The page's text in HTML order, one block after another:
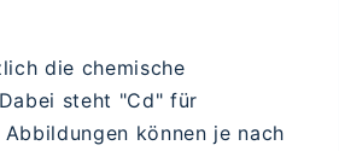
die chemische
steht "Cd" für
können je nach